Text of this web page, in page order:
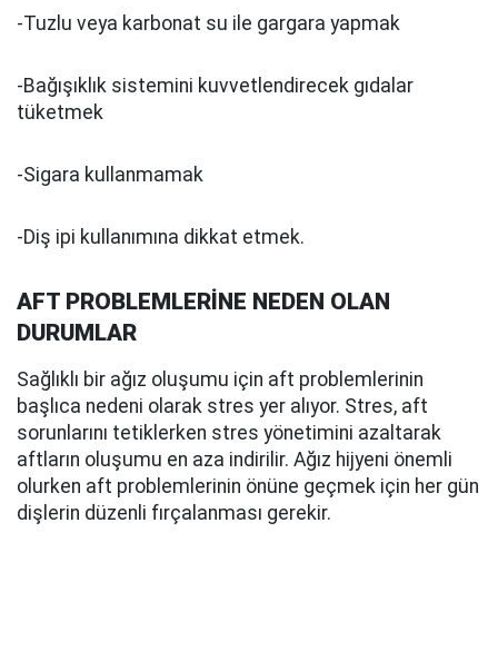
-Tuzlu veya karbonat su ile gargara yapmak
-Bağışıklık sistemini kuvvetlendirecek gıdalar
tüketmek
-Sigara kullanmamak
-Diş ipi kullanımına dikkat etmek.
AFT PROBLEMLERİNE NEDEN OLAN
DURUMLAR
Sağlıklı bir ağız oluşumu için aft problemlerinin
başlıca nedeni olarak stres yer alıyor. Stres, aft
sorunlarını tetiklerken stres yönetimini azaltarak
aftların oluşumu en aza indirilir. Ağız hijyeni önemli
olurken aft problemlerinin önüne geçmek için her gün
dişlerin düzenli fırçalanması gerekir.